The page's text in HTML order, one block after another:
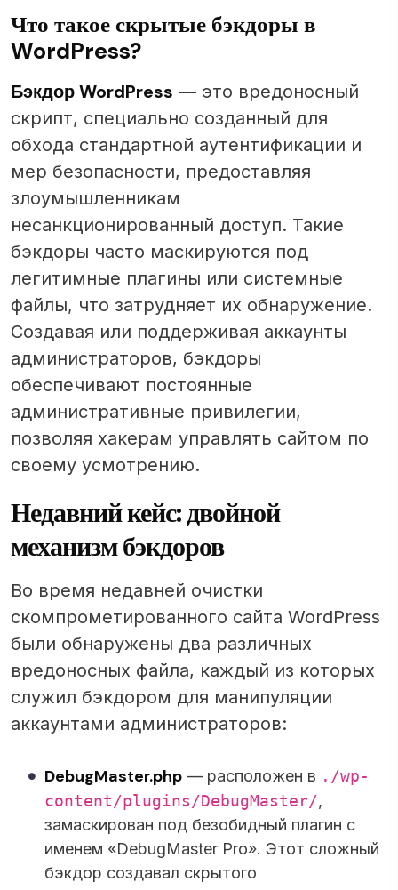
Что такое скрытые бэкдоры в
WordPress?
Бэкдор WordPress — это вредоносный
скрипт, специально созданный для
обхода стандартной аутентификации и
мер безопасности, предоставляя
злоумышленникам
несанкционированный доступ. Такие
бэкдоры часто маскируются под
легитимные плагины или системные
файлы, что затрудняет их обнаружение.
Создавая или поддерживая аккаунты
администраторов, бэкдоры
обеспечивают постоянные
административные привилегии,
позволяя хакерам управлять сайтом по
своему усмотрению.
Недавний кейс: двойной
механизм бэкдоров
Во время недавней очистки
скомпрометированного сайта WordPress
были обнаружены два различных
вредоносных файла, каждый из которых
служил бэкдором для манипуляции
аккаунтами администраторов:
DebugMaster.php — расположен в ./wp-
content/plugins/DebugMaster/,
замаскирован под безобидный плагин с
именем «DebugMaster Pro». Этот сложный
бэкдор создавал скрытого